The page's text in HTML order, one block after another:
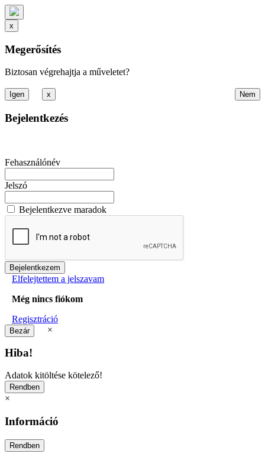
x
Megerősítés
Biztosan végrehajtja a műveletet?
x
Bejelentkezés
Fehasználónév
Jelszó
Bejelentkezve maradok
Elfelejtettem a jelszavam
Még nincs fiókom
Regisztráció
×
Hiba!
Adatok kitöltése kötelező!
×
Információ